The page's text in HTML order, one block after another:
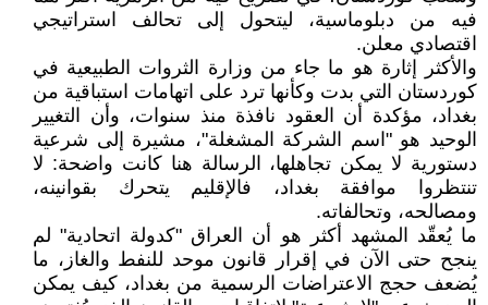
فيه من دبلوماسية، ليتحول إلى تحالف استراتيجي
اقتصادي معلن.
والأكثر إثارة هو ما جاء من وزارة الثروات الطبيعية في
كوردستان التي بدت وكأنها ترد على اتهامات استباقية من
بغداد، مؤكدة أن العقود نافذة منذ سنوات، وأن التغيير
الوحيد هو "اسم الشركة المشغلة"، مشيرة إلى شرعية
دستورية لا يمكن تجاهلها، الرسالة هنا كانت واضحة: لا
تنتظروا موافقة بغداد، فالإقليم يتحرك بقوانينه،
ومصالحه، وتحالفاته.
ما يُعقّد المشهد أكثر هو أن العراق "كدولة اتحادية" لم
ينجح حتى الآن في إقرار قانون موحد للنفط والغاز، ما
يُضعف حجج الاعتراضات الرسمية من بغداد، كيف يمكن